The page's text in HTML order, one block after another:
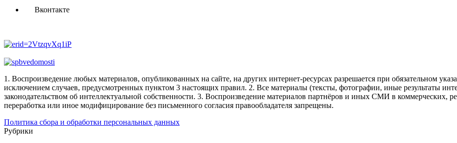
Вконтакте
1. Воспроизведение любых материалов, опубликованных на сайте, на других интернет-ресурсах разрешается при обязательном
исключением случаев, предусмотренных пунктом 3 настоящих правил. 2. Все материалы (тексты, фотографии, иные результаты
законодательством об интеллектуальной собственности. 3. Воспроизведение материалов партнёров и иных СМИ в коммерческих,
переработка или иное модифицирование без письменного согласия правообладателя запрещены.
Политика сбора и обработки персональных данных
Рубрики